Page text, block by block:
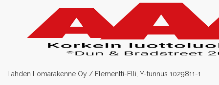
Lahden Lomarakenne Oy / Elementti-Elli, Y-tunnus 1029811-1